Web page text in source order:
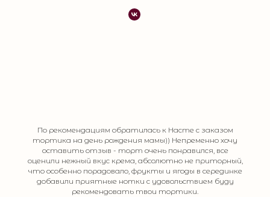
По рекомендациям обратилась к Насте с заказом
тортика на день рождения мамы)) Непременно хочу
оставить отзыв - торт очень понравился, все
оценили нежный вкус крема, абсолютно не приторный,
что особенно порадовало, фрукты и ягоды в серединке
добавили приятные нотки с удовольствием буду
рекомендовать твои тортики.